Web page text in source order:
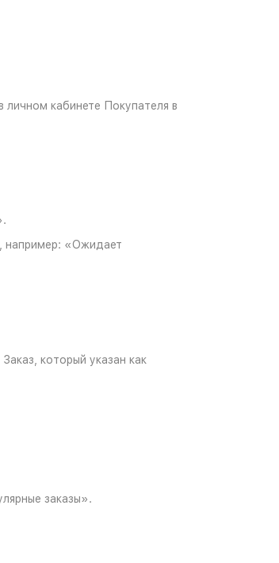
личном кабинете Покупателя в
например: «Ожидает
который указан как
заказы».